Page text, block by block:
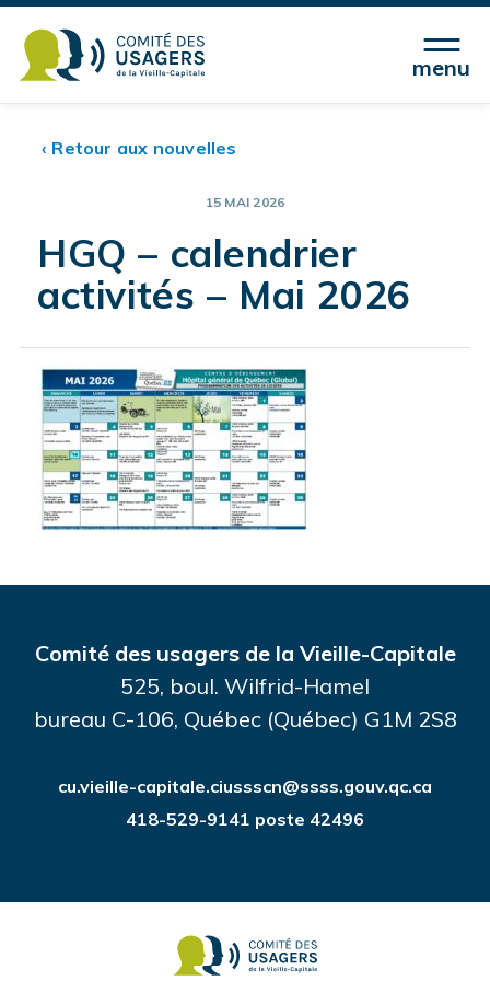
menu
‹ Retour aux nouvelles
15 MAI 2026
HGQ – calendrier
activités – Mai 2026
Comité des usagers de la Vieille-Capitale
525, boul. Wilfrid-Hamel
bureau C-106, Québec (Québec) G1M 2S8
cu.vieille-capitale.ciussscn@ssss.gouv.qc.ca
418-529-9141 poste 42496